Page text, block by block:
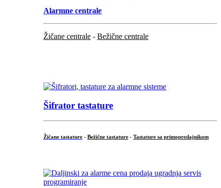
Alarmne centrale
Žičane centrale - Bežične centrale
Šifrator tastature
Žičane tastature - Bežične tastature - Tastature sa primopredajnikom